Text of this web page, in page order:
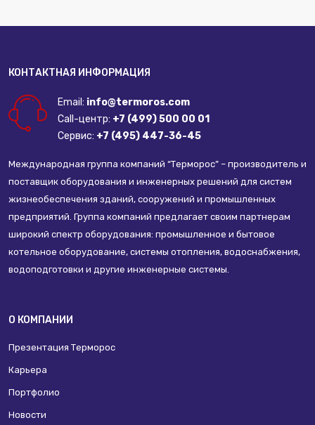
КОНТАКТНАЯ ИНФОРМАЦИЯ
Email: info@termoros.com
Call-центр: +7 (499) 500 00 01
Сервис: +7 (495) 447-36-45
Международная группа компаний “Терморос” – производитель и
поставщик оборудования и инженерных решений для систем
жизнеобеспечения зданий, сооружений и промышленных
предприятий. Группа компаний предлагает своим партнерам
широкий спектр оборудования: промышленное и бытовое
котельное оборудование, системы отопления, водоснабжения,
водоподготовки и другие инженерные системы.
О КОМПАНИИ
Презентация Терморос
Карьера
Портфолио
Новости